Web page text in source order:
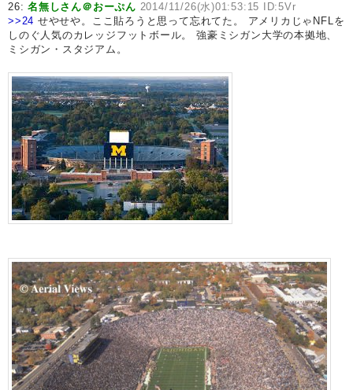
26:名無しさん＠おーぷん 2014/11/26(水)01:53:15 ID:5Vr
>>24 せやせや。ここ貼ろうと思って忘れてた。 アメリカじゃNFLを
しのぐ人気のカレッジフットボール。 強豪ミシガン大学の本拠地、
ミシガン・スタジアム。